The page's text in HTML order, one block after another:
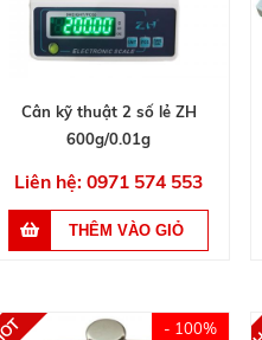
Cân kỹ thuật 2 số lẻ ZH
600g/0.01g
Liên hệ: 0971 574 553
- 100%